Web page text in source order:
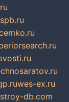
wes-ex.ru
stroy-db.com